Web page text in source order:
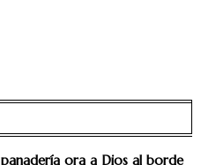
ora a Dios al borde